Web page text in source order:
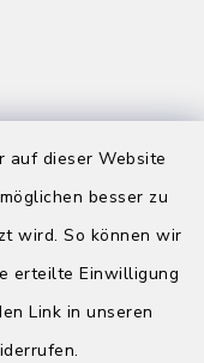
auf dieser Website
besser zu
wird. So können wir
erteilte Einwilligung
Link in unseren